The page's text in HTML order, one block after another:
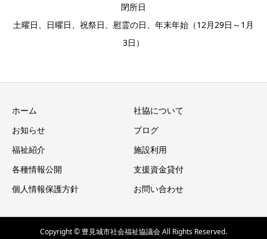
閉所日
土曜日、日曜日、祝祭日、慰霊の日、年末年始（12月29日～1月
3日）
ホーム
社協について
お知らせ
ブログ
福祉紹介
施設利用
各種情報公開
支援資金貸付
個人情報保護方針
お問い合わせ
Copyright © 豊見城市社会福祉協議会 All Rights Reserved.